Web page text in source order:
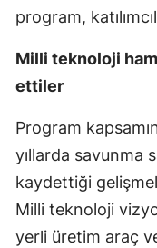
program,
Milli teknoloji
ettiler
Program
yıllarda savunma
kaydettiği
Milli teknoloji
yerli üretim araç